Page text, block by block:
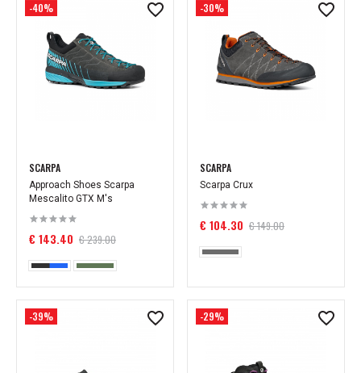
-40%
SCARPA
Approach Shoes Scarpa
Mescalito GTX M's
€ 143.40 € 239.00
-30%
SCARPA
Scarpa Crux
€ 104.30 € 149.00
-39% -29%